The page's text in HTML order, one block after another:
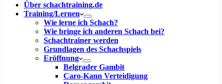
Über schachtraining.de
Training/Lernen
Wie lerne ich Schach?
Wie bringe ich anderen Schach bei?
Schachtrainer werden
Grundlagen des Schachspiels
Eröffnung
Belgrader Gambit
Caro-Kann Verteidigung